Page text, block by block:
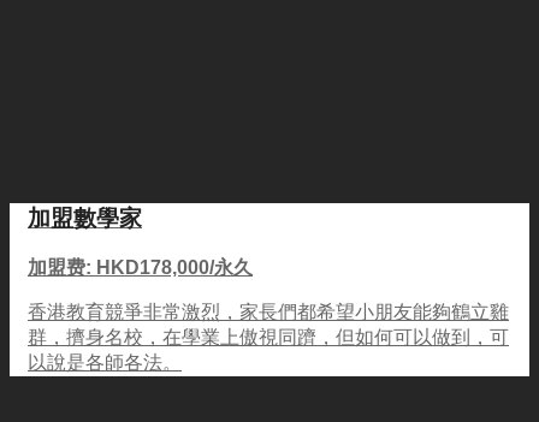
加盟數學家
加盟费: HKD178,000/永久
香港教育競爭非常激烈，家長們都希望小朋友能夠鶴立雞
群，擠身名校，在學業上傲視同躋，但如何可以做到，可
以說是各師各法。